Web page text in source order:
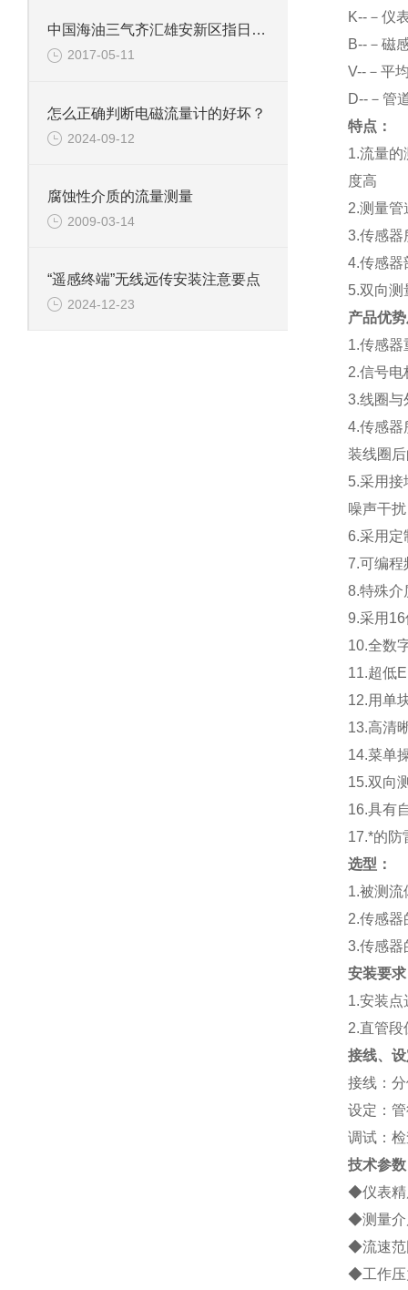
中国海油三气齐汇雄安新区指日可待
2017-05-11
怎么正确判断电磁流量计的好坏？
2024-09-12
腐蚀性介质的流量测量
2009-03-14
“遥感终端”无线远传安装注意要点
2024-12-23
K--－仪
B--－磁
V--－平
D--－管
特点：
1.流量的
度高
2.测量管
3.传感器
4.传感器
5.双向测
产品优
1.传感器
2.信号电
3.线圈与
4.传感器
装线圈
5.采用接
噪声干
6.采用定
7.可编程
8.特殊介
9.采用
10.全数
11.超低
12.用单
13.高清
14.菜单
15.双向
16.具有
17.*的防
选型：
1.被测流
2.传感器
3.传感器
安装要
1.安装点
2.直管段
接线、
接线：
设定：
调试：
技术参数
◆仪表精
◆测量介
◆流速范
◆工作压